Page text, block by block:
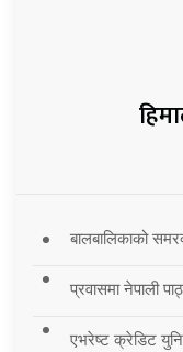
बालबालिकाको
प्रवासमा नेपाली
एभरेष्ट क्रेडिट